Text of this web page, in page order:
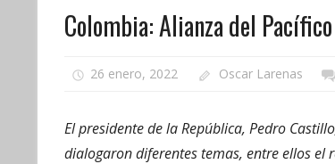
Colombia: Alianza del
26 enero, 2022 Oscar Larenas
El presidente de la República, Pedro
dialogaron diferentes temas, entre ellos